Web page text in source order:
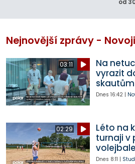
od
Nejnovější zprávy -
03:11
Na
vyrazit
skautům
Dnes 16:42|
02:29
Léto na
turnaji v
volejbale
Dnes 8:11 |